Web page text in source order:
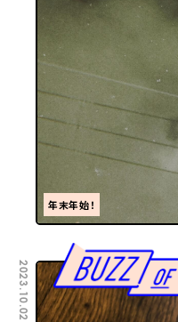
年末年始！
2023.10.02